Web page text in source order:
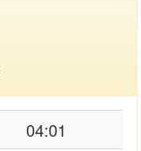
04:01